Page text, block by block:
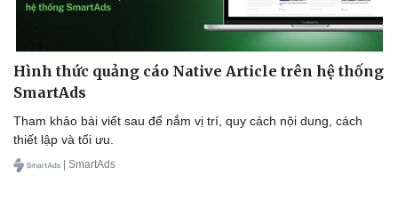
Hình thức quảng cáo Native Article trên hệ thống
SmartAds
Tham khảo bài viết sau để nắm vị trí, quy cách nội dung, cách
thiết lập và tối ưu.
| SmartAds